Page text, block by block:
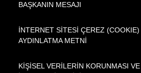
BAŞKANIN MESAJI
İNTERNET SİTESİ ÇEREZ (COOKIE)
AYDINLATMA METNİ
KİŞİSEL VERİLERİN KORUNMASI VE